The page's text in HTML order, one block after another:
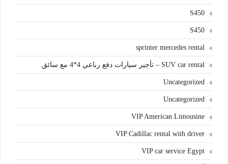
S450
S450
sprinter mercedes rental
SUV car rental – تأجير سيارات دفع رباعي 4*4 مع سائق
Uncategorized
Uncategorized
VIP American Limousine
VIP Cadillac rental with driver
VIP car service Egypt